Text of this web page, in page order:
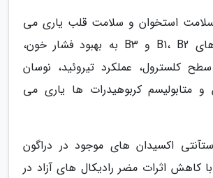
سلامت استخوان و سلامت قلب یاری می
نماید. ویتامین های B1، B2 و B3 به بهبود فشار خون،
کلسترول، عملکرد تیروئید، نوسان
متابولیسم کربوهیدرات ها یاری می
اکسیدان های موجود در دراگون
کاهش اثرات مضر رادیکال های آزاد در